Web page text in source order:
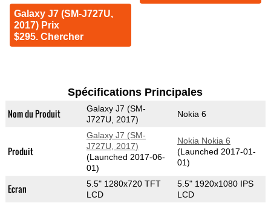
Galaxy J7 (SM-J727U,
2017) Prix
$295. Chercher
Spécifications Principales
Nom du Produit
Galaxy J7 (SM-
J727U, 2017)
Nokia 6
Produit
Galaxy J7 (SM-
J727U, 2017)
(Launched 2017-06-
01)
Nokia Nokia 6
(Launched 2017-01-
01)
Ecran
5.5" 1280x720 TFT
LCD
5.5" 1920x1080 IPS
LCD